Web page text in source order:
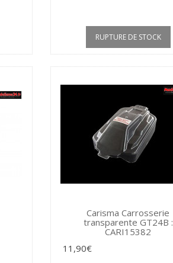
RUPTURE DE STOCK
Carisma Carrosserie
transparente GT24B :
CARI15382
11,90€